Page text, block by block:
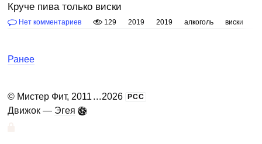
Круче пива только виски
Нет комментариев 129 2019 2019 алкоголь виски
Ранее
© Мистер Фит, 2011 ...2026 РСС
Движок — Эгея